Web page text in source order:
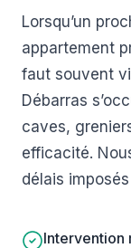
Lorsqu’un
appartement
faut souvent
Débarras
caves,
efficacité.
délais
Intervention